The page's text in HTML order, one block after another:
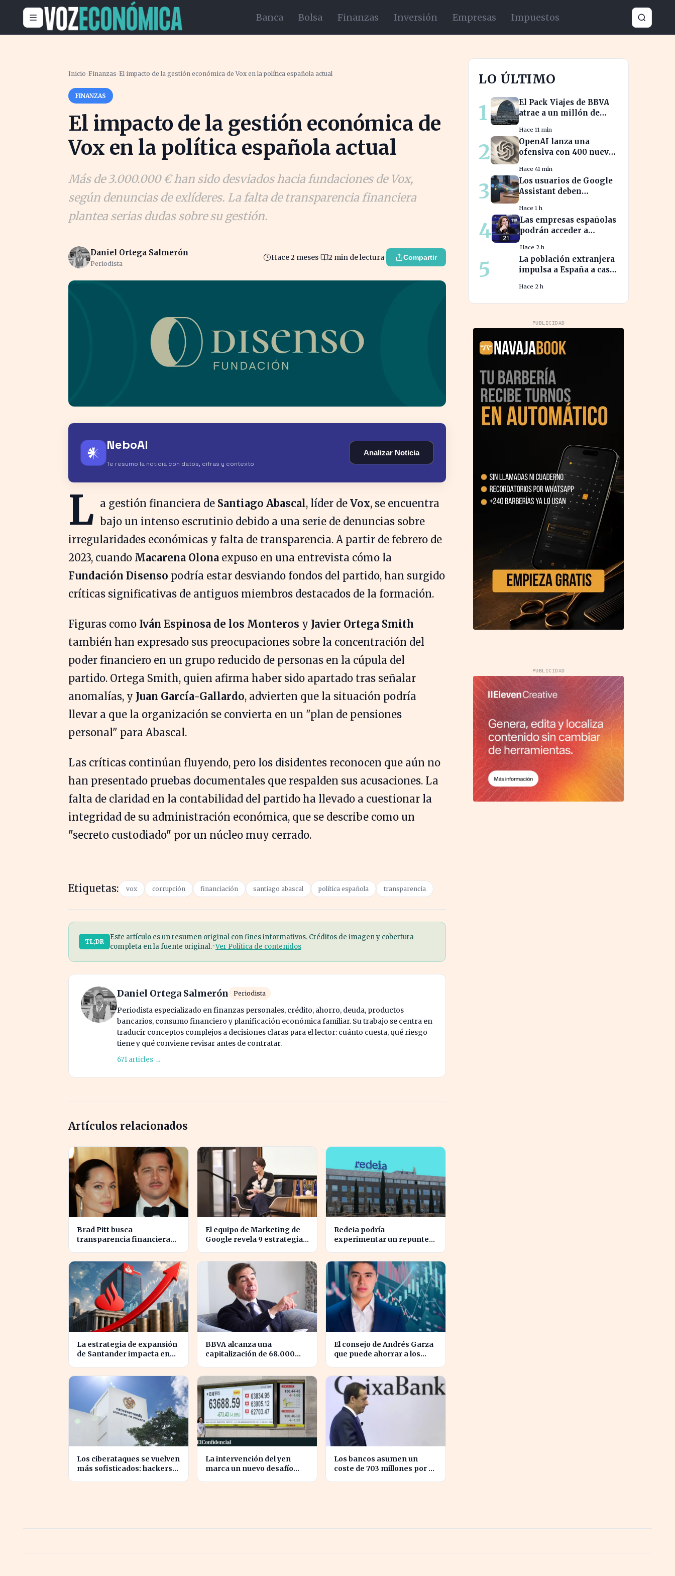
Banca Bolsa Finanzas Inversión Empresas Impuestos
Inicio ›Finanzas ›El impacto de la gestión económica de Vox en la política española actual
FINANZAS
El impacto de la gestión económica de
Vox en la política española actual
Más de 3.000.000 € han sido desviados hacia fundaciones de Vox,
según denuncias de exlíderes. La falta de transparencia financiera
plantea serias dudas sobre su gestión.
Daniel Ortega Salmerón
Periodista
Hace 2 meses 2 min de lectura Compartir
𒀭 NeboAI
Te resumo la noticia con datos, cifras y contexto
Analizar Noticia
L a gestión financiera de Santiago Abascal, líder de Vox, se encuentra
bajo un intenso escrutinio debido a una serie de denuncias sobre
irregularidades económicas y falta de transparencia. A partir de febrero de
2023, cuando Macarena Olona expuso en una entrevista cómo la
Fundación Disenso podría estar desviando fondos del partido, han surgido
críticas significativas de antiguos miembros destacados de la formación.
Figuras como Iván Espinosa de los Monteros y Javier Ortega Smith
también han expresado sus preocupaciones sobre la concentración del
poder financiero en un grupo reducido de personas en la cúpula del
partido. Ortega Smith, quien afirma haber sido apartado tras señalar
anomalías, y Juan García-Gallardo, advierten que la situación podría
llevar a que la organización se convierta en un "plan de pensiones
personal" para Abascal.
Las críticas continúan fluyendo, pero los disidentes reconocen que aún no
han presentado pruebas documentales que respalden sus acusaciones. La
falta de claridad en la contabilidad del partido ha llevado a cuestionar la
integridad de su administración económica, que se describe como un
"secreto custodiado" por un núcleo muy cerrado.
Etiquetas: vox corrupción financiación santiago abascal política española transparencia
TL;DR
Este artículo es un resumen original con fines informativos. Créditos de imagen y cobertura
completa en la fuente original. ·Ver Política de contenidos
Daniel Ortega Salmerón Periodista
Periodista especializado en finanzas personales, crédito, ahorro, deuda, productos
bancarios, consumo financiero y planificación económica familiar. Su trabajo se centra en
traducir conceptos complejos a decisiones claras para el lector: cuánto cuesta, qué riesgo
tiene y qué conviene revisar antes de contratar.
671 articles →
Artículos relacionados
Brad Pitt busca
transparencia financiera
El equipo de Marketing de
Google revela 9 estrategias
Redeia podría
experimentar un repunte
La estrategia de expansión
de Santander impacta en
BBVA alcanza una
capitalización de 68.000
El consejo de Andrés Garza
que puede ahorrar a los
Los ciberataques se vuelven
más sofisticados: hackers
La intervención del yen
marca un nuevo desafío
Los bancos asumen un
coste de 703 millones por el
LO ÚLTIMO
1
El Pack Viajes de BBVA
atrae a un millón de
comisiones en el
extranjero
Hace 11 min
2
OpenAI lanza una
ofensiva con 400 nuevos
a Apple
Hace 41 min
3
Los usuarios de Google
Assistant deben
transición a Gemini en
sus dispositivos.
Hace 1 h
4
Las empresas españolas
podrán acceder a
ayudas para la
transición ecológica
Hace 2 h
5
La población extranjera
impulsa a España a casi
habitantes en cifras
récord
Hace 2 h
PUBLICIDAD
PUBLICIDAD